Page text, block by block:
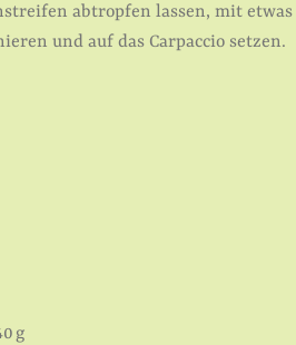
abtropfen lassen, mit etwas
und auf das Carpaccio setzen.
g